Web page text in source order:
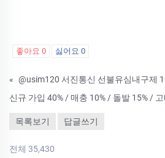
좋아요 0 싫어요 0
«
목록보기 답글쓰기
전체 35,430